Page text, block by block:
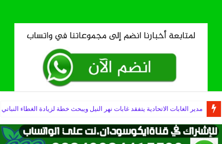
مدير الغابات الاتحادية يتفقد غابات نهر النيل ويبحث خطة لزيادة الغطاء النباتي